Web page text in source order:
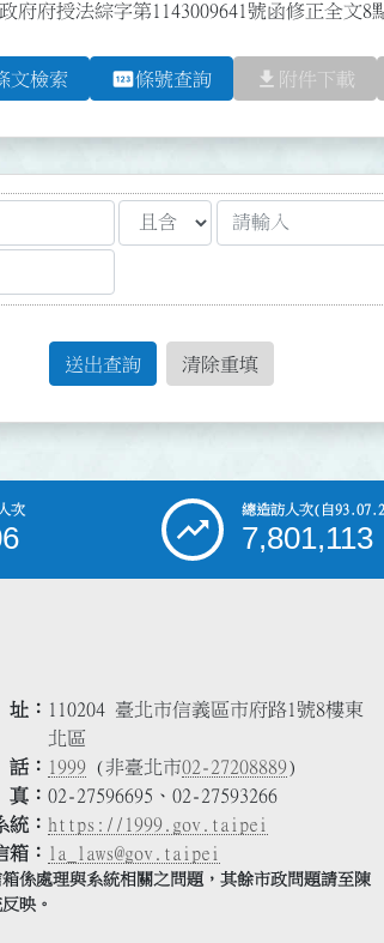
府府授法綜字第1143009641號函修正全文8
文檢索 pin條號查詢 file_download 附件下載
送出查詢 清除重填
次 總造訪人次(自
7,801,113
110204 臺北市信義區市府路1號8樓東
北區
1999 (非臺北市02-27208889)
02-27596695、02-27593266
統
https://1999.gov.taipei
箱
la_laws@gov.taipei
係處理與系統相關之問題，其餘市政問題請至陳
映。